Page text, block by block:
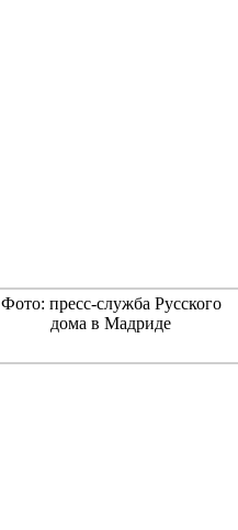
Фото: пресс-служба Русского
дома в Мадриде